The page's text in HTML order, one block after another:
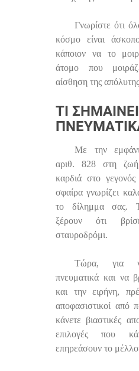
Γνωρίστε ότι
κόσμο είναι
κάποιον να το
άτομο που
αίσθηση της
ΤΙ ΣΗΜΑΊΝΕΙ
Με την
αριθ. 828 στη
καρδιά στο
σφαίρα γνωρίζει
το δίλημμα σας.
ξέρουν ότι
σταυροδρόμι.
Τώρα, για να
πνευματικά και να
και την ειρήνη,
αποφασιστικοί από
κάνετε βιαστικές
επιλογές που
επηρεάσουν το